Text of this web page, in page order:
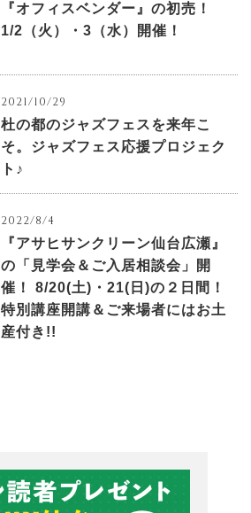
『オフィスベンダー』の初売！
1/2（火）・3（水）開催！
2021/10/29
杜の都のジャズフェスを来年こ
そ。ジャズフェス応援プロジェク
ト♪
2022/8/4
『アサヒサンクリーン仙台広瀬』
の「見学会＆ご入居相談会」開
催！ 8/20(土)・21(日)の２日間！
特別講座開講＆ご来場者にはお土
産付き!!